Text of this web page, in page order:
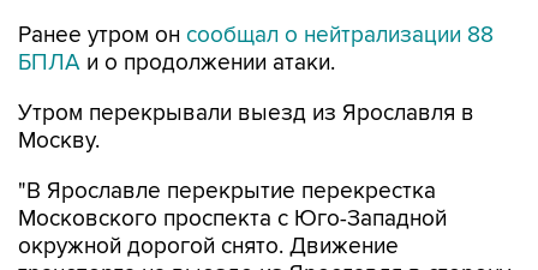
Ранее утром он сообщал о нейтрализации 88
БПЛА и о продолжении атаки.
Утром перекрывали выезд из Ярославля в
Москву.
"В Ярославле перекрытие перекрестка
Московского проспекта с Юго-Западной
окружной дорогой снято. Движение